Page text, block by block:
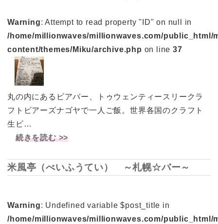
Warning: Attempt to read property "ID" on null in
/home/millionwaves/millionwaves.com/public_html/
content/themes/Miku/archive.php on line37
丸の内にあるビアバー、トゥウェンティースリークラ
フトビアーズナゴヤで一人ご飯。世界各国のクラフト
生ビ…
続きを読む >>
米風亭（べいふうてい） ～札幌☆バー～
Warning: Undefined variable $post_title in
/home/millionwaves/millionwaves.com/public_html/